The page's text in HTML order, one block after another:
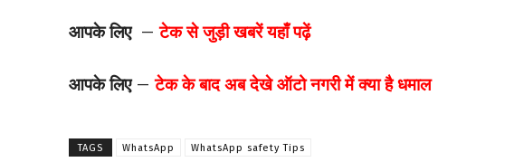
आपके लिए –टेक से जुड़ी खबरें यहाँ पढ़ें
आपके लिए – टेक के बाद अब देखे ऑटो नगरी में क्या है धमाल
TAGS WhatsApp WhatsApp safety Tips